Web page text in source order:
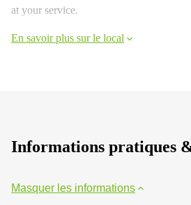
at your service.
En savoir plus sur le local
Informations pratiques
Masquer les informations